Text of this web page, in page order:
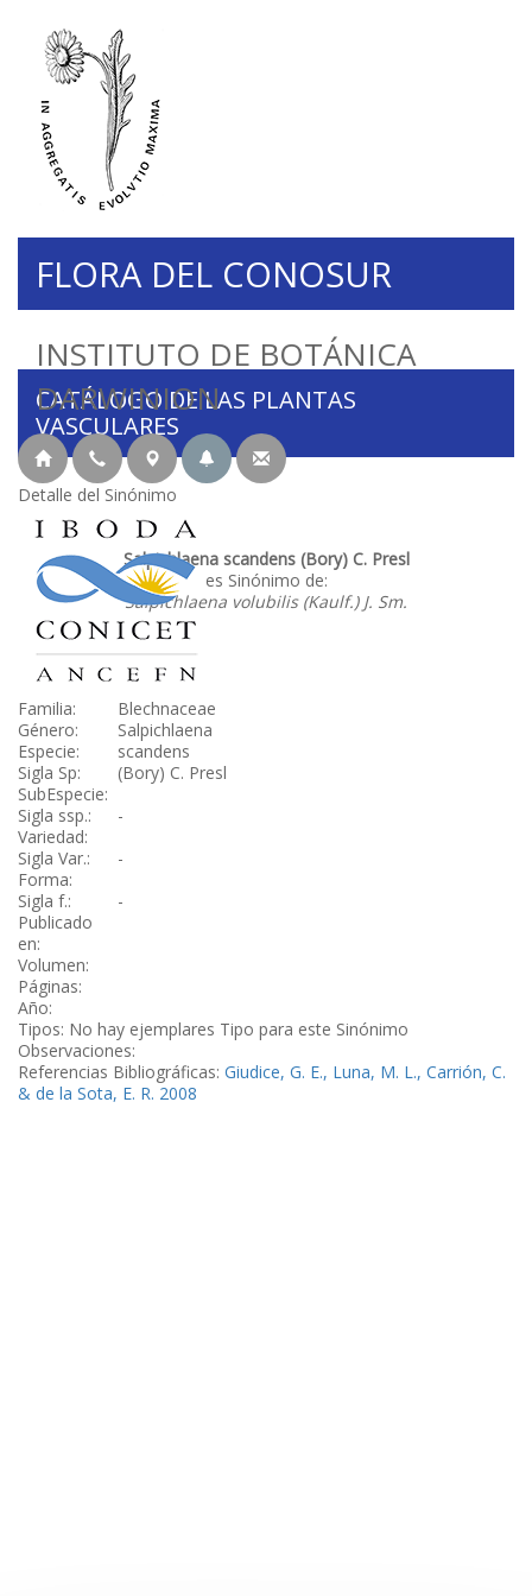
INSTITUTO DE BOTÁNICA
DARWINION
FLORA DEL CONOSUR
CATÁLOGO DE LAS PLANTAS
VASCULARES
Detalle del Sinónimo
Salpichlaena scandens (Bory) C. Presl
es Sinónimo de:
Salpichlaena volubilis (Kaulf.) J. Sm.
Familia:
Blechnaceae
Género:
Salpichlaena
Especie:
scandens
Sigla Sp:
(Bory) C. Presl
SubEspecie:
Sigla ssp.:
-
Variedad:
Sigla Var.:
-
Forma:
Sigla f.:
-
Publicado
en:
Volumen:
Páginas:
Año:
Tipos: No hay ejemplares Tipo para este Sinónimo
Observaciones:
Referencias Bibliográficas: Giudice, G. E., Luna, M. L., Carrión, C.
& de la Sota, E. R. 2008